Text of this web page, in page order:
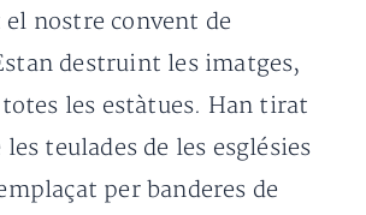
el nostre convent de
destruint les imatges,
les estàtues. Han tirat
les teulades de les esglésies
per banderes de